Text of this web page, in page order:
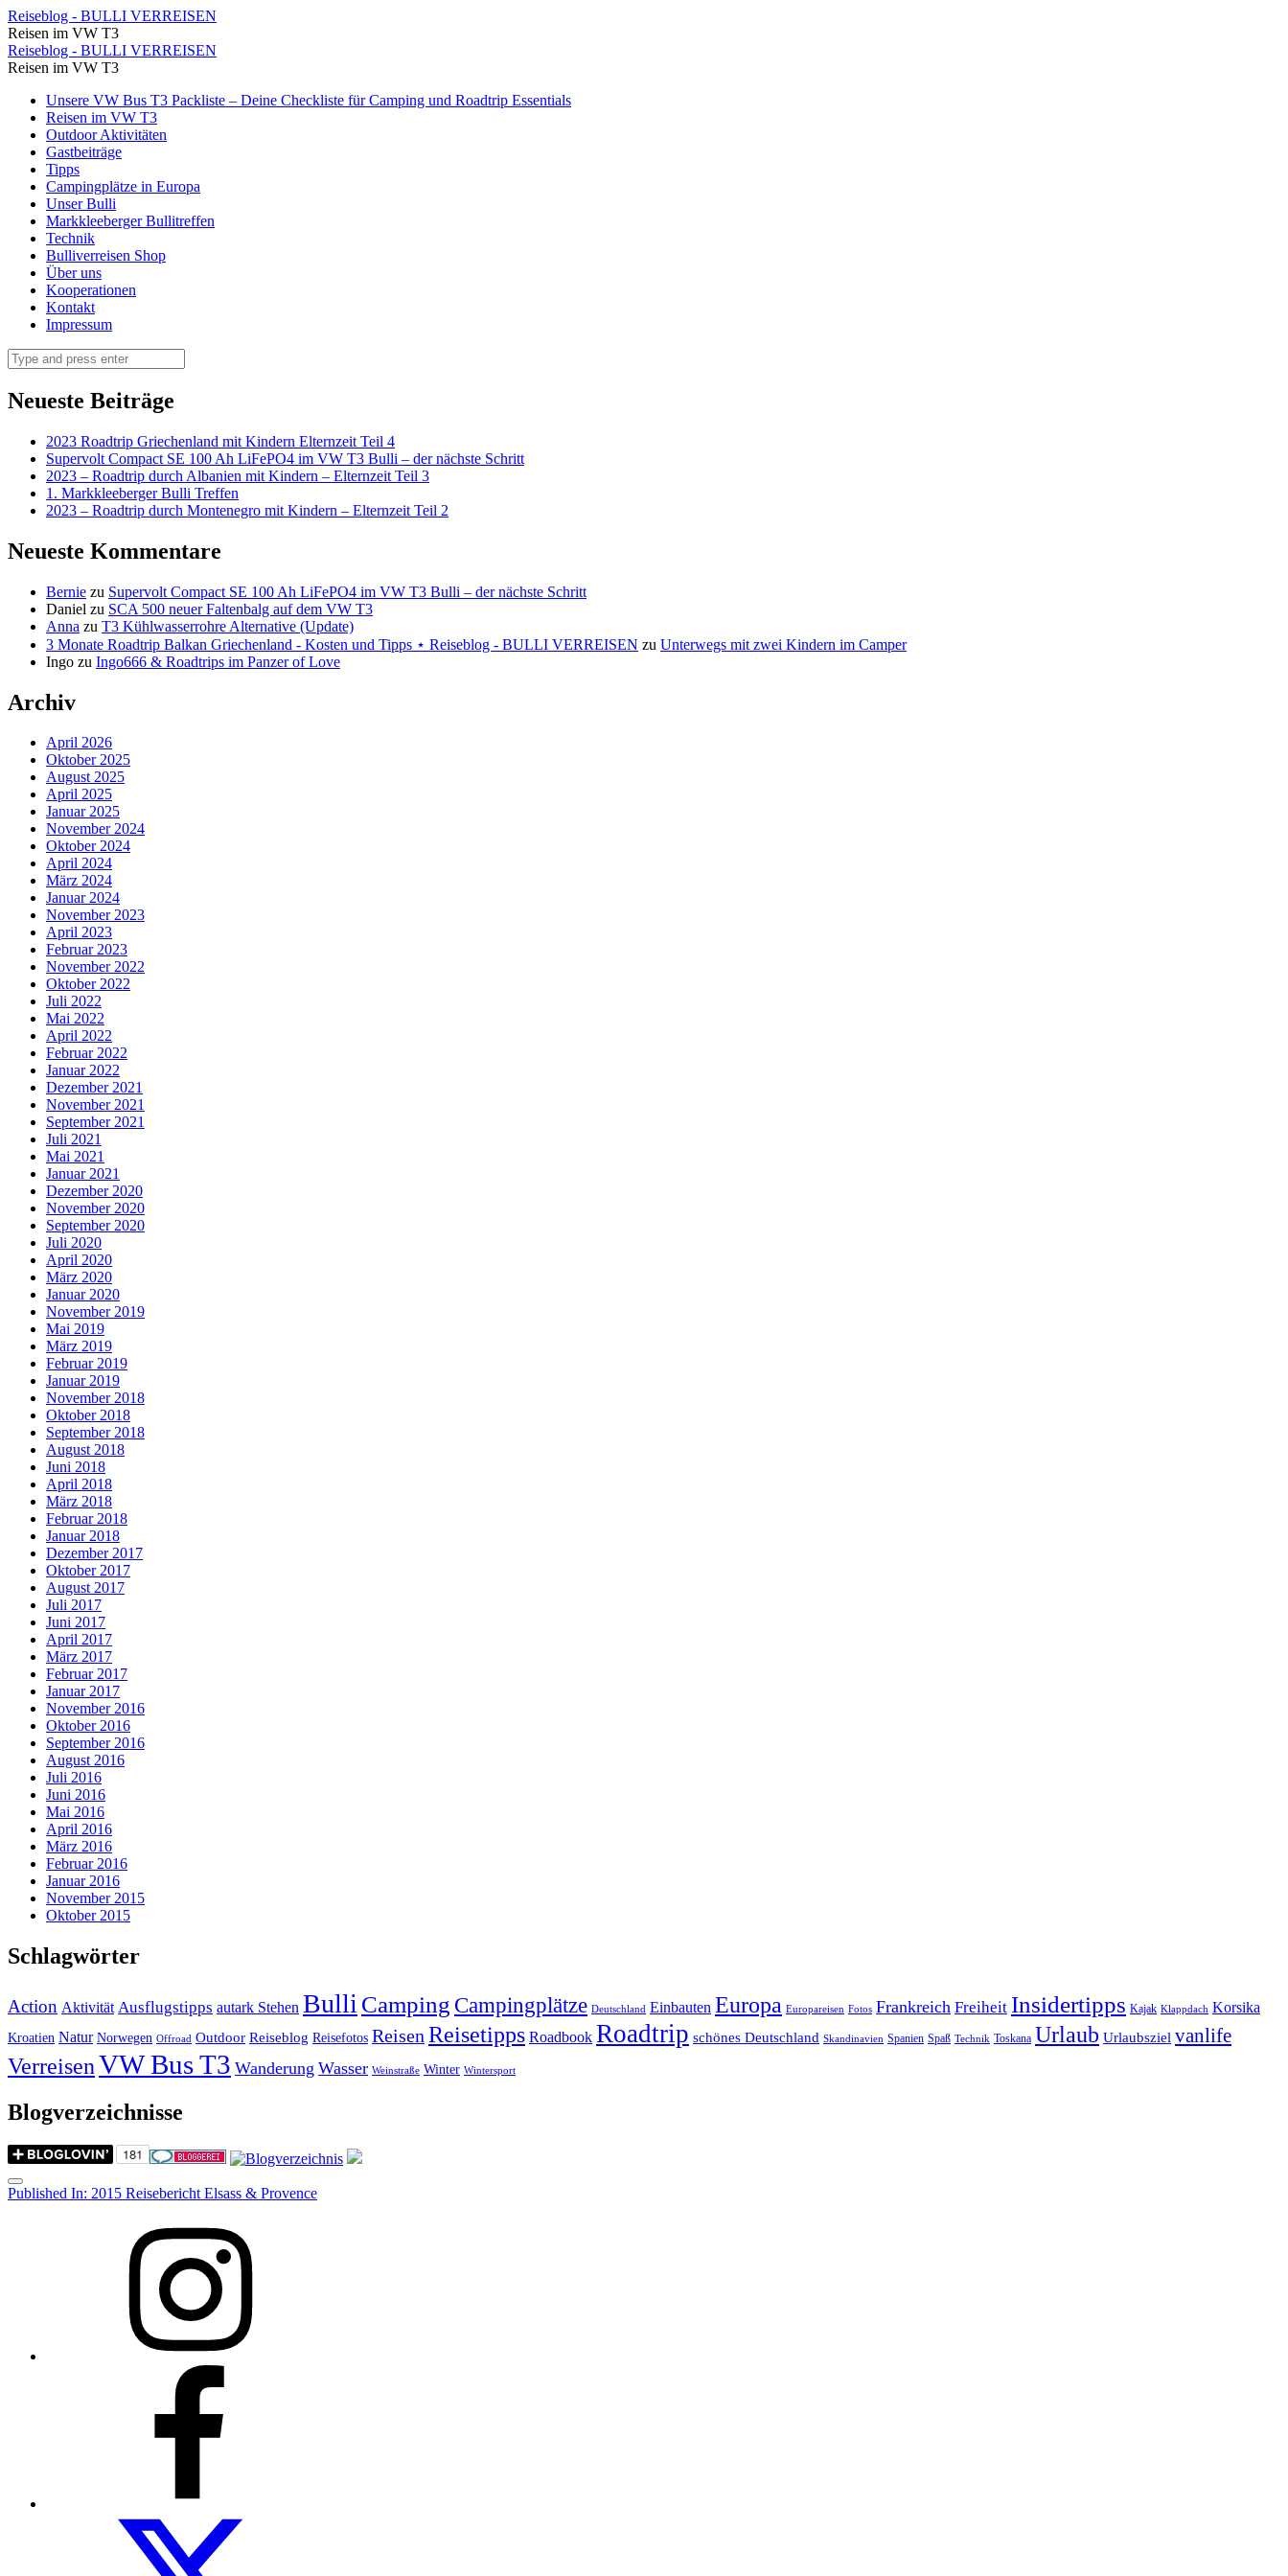
In
den
Gassen
von
Moustiers
Sainte
Marie
Reiseblog
BULLI
VERREISEN
Reiseblog - BULLI VERREISEN
Reisen im VW T3
In
den
Gassen
von
Moustiers
Sainte
Marie
Reiseblog
BULLI
VERREISEN
Reiseblog - BULLI VERREISEN
Reisen im VW T3
Skip
content
Unsere VW Bus T3 Packliste – Deine Checkliste für Camping und Roadtrip Essentials
Reisen im VW T3
Outdoor Aktivitäten
Gastbeiträge
Tipps
Campingplätze in Europa
Unser Bulli
Markkleeberger Bullitreffen
Technik
Bulliverreisen Shop
Über uns
Kooperationen
Kontakt
Impressum
Search
Neueste Beiträge
2023 Roadtrip Griechenland mit Kindern Elternzeit Teil 4
Supervolt Compact SE 100 Ah LiFePO4 im VW T3 Bulli – der nächste Schritt
2023 – Roadtrip durch Albanien mit Kindern – Elternzeit Teil 3
1. Markkleeberger Bulli Treffen
2023 – Roadtrip durch Montenegro mit Kindern – Elternzeit Teil 2
Neueste Kommentare
Bernie zu Supervolt Compact SE 100 Ah LiFePO4 im VW T3 Bulli – der nächste Schritt
Daniel zu SCA 500 neuer Faltenbalg auf dem VW T3
Anna zu T3 Kühlwasserrohre Alternative (Update)
3 Monate Roadtrip Balkan Griechenland - Kosten und Tipps ⋆ Reiseblog - BULLI VERREISEN zu Unterwegs mit zwei Kindern im Camper
Ingo zu Ingo666 & Roadtrips im Panzer of Love
Archiv
April 2026
Oktober 2025
August 2025
April 2025
Januar 2025
November 2024
Oktober 2024
April 2024
März 2024
Januar 2024
November 2023
April 2023
Februar 2023
November 2022
Oktober 2022
Juli 2022
Mai 2022
April 2022
Februar 2022
Januar 2022
Dezember 2021
November 2021
September 2021
Juli 2021
Mai 2021
Januar 2021
Dezember 2020
November 2020
September 2020
Juli 2020
April 2020
März 2020
Januar 2020
November 2019
Mai 2019
März 2019
Februar 2019
Januar 2019
November 2018
Oktober 2018
September 2018
August 2018
Juni 2018
April 2018
März 2018
Februar 2018
Januar 2018
Dezember 2017
Oktober 2017
August 2017
Juli 2017
Juni 2017
April 2017
März 2017
Februar 2017
Januar 2017
November 2016
Oktober 2016
September 2016
August 2016
Juli 2016
Juni 2016
Mai 2016
April 2016
März 2016
Februar 2016
Januar 2016
November 2015
Oktober 2015
Schlagwörter
Action Aktivität Ausflugstipps autark Stehen BulliCamping Campingplätze Deutschland Einbauten Europa Europareisen Fotos Frankreich Freiheit Insidertipps Kajak Klappdach Korsika
Kroatien Natur Norwegen Offroad Outdoor Reiseblog Reisefotos ReisenReisetipps Roadbook Roadtrip schönes Deutschland Skandinavien Spanien Spaß Technik Toskana Urlaub Urlaubsziel vanlife
VerreisenVW Bus T3 Wanderung Wasser Weinstraße Winter Wintersport
Blogverzeichnisse
Menu
Post
Published In: 2015 Reisebericht Elsass & Provence